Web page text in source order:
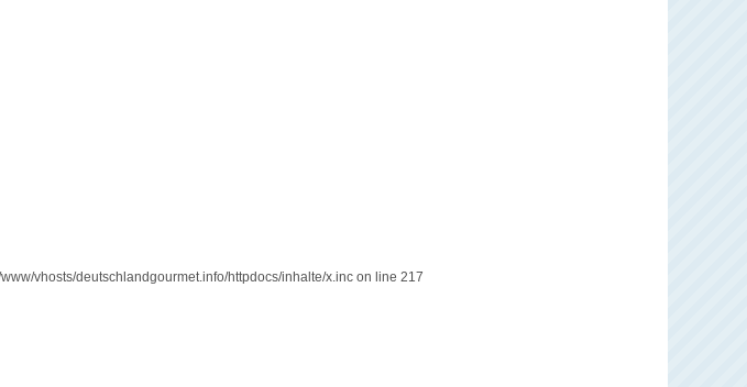
vhosts/deutschlandgourmet.info/httpdocs/inhalte/x.inc on line 217